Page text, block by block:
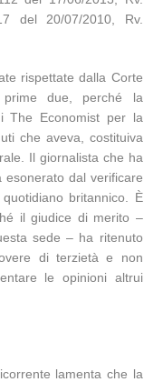
del 20/07/2010, Rv.
rispettate dalla Corte
prime due, perché la
The Economist per la
che aveva, costituiva
Il giornalista che ha
dal verificare
britannico. È
il giudice di merito –
sede – ha ritenuto
di terzietà e non
le opinioni altrui
lamenta che la